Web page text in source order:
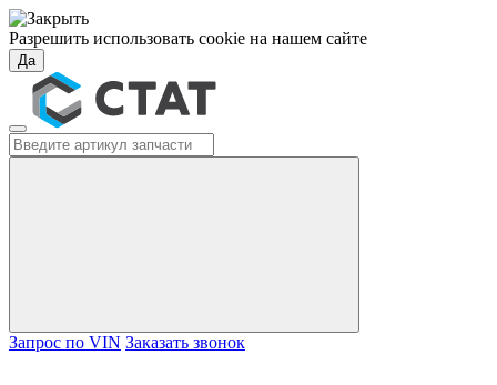
Разрешить использовать cookie на нашем сайте
Да
Запрос по VIN Заказать звонок